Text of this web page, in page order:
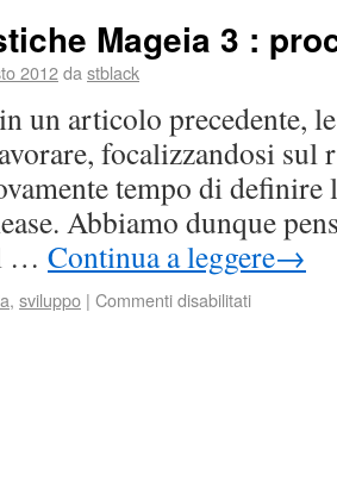
Mageia 3 :
2012da stblack
un articolo precedente,
focalizzandosi sul
tempo di definire
Abbiamo dunque
… Continua a leggere→
, sviluppo | Commenti disabilitati